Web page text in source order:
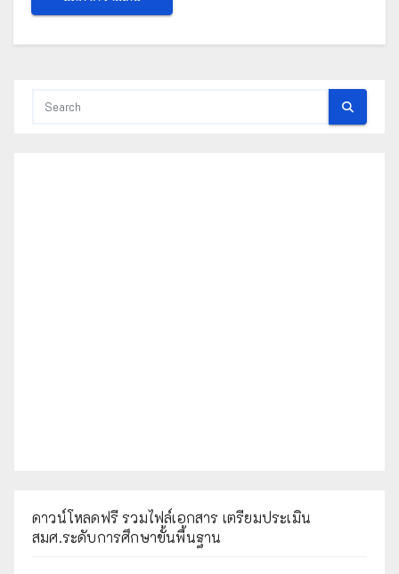
ดาวน์โหลดฟรี รวมไฟล์เอกสาร เตรียมประเมิน
สมศ.ระดับการศึกษาขั้นพื้นฐาน